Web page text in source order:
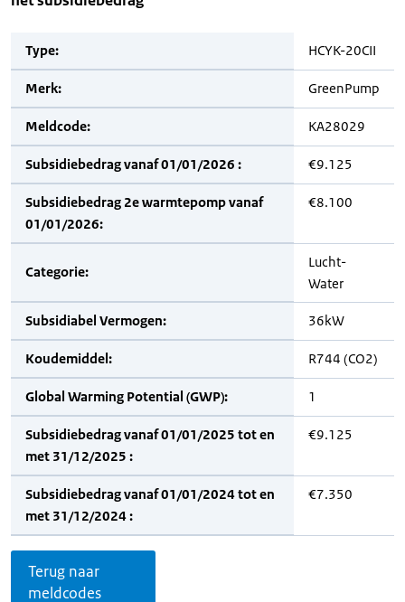
Type: HCYK-20CII
Merk: GreenPump
Meldcode: KA28029
Subsidiebedrag vanaf 01/01/2026 : €9.125
Subsidiebedrag 2e warmtepomp vanaf
01/01/2026:
€8.100
Categorie:
Lucht-
Water
Subsidiabel Vermogen: 36kW
Koudemiddel: R744 (CO2)
Global Warming Potential (GWP): 1
Subsidiebedrag vanaf 01/01/2025 tot en
met 31/12/2025 :
€9.125
Subsidiebedrag vanaf 01/01/2024 tot en
met 31/12/2024 :
€7.350
Terug naar
meldcodes